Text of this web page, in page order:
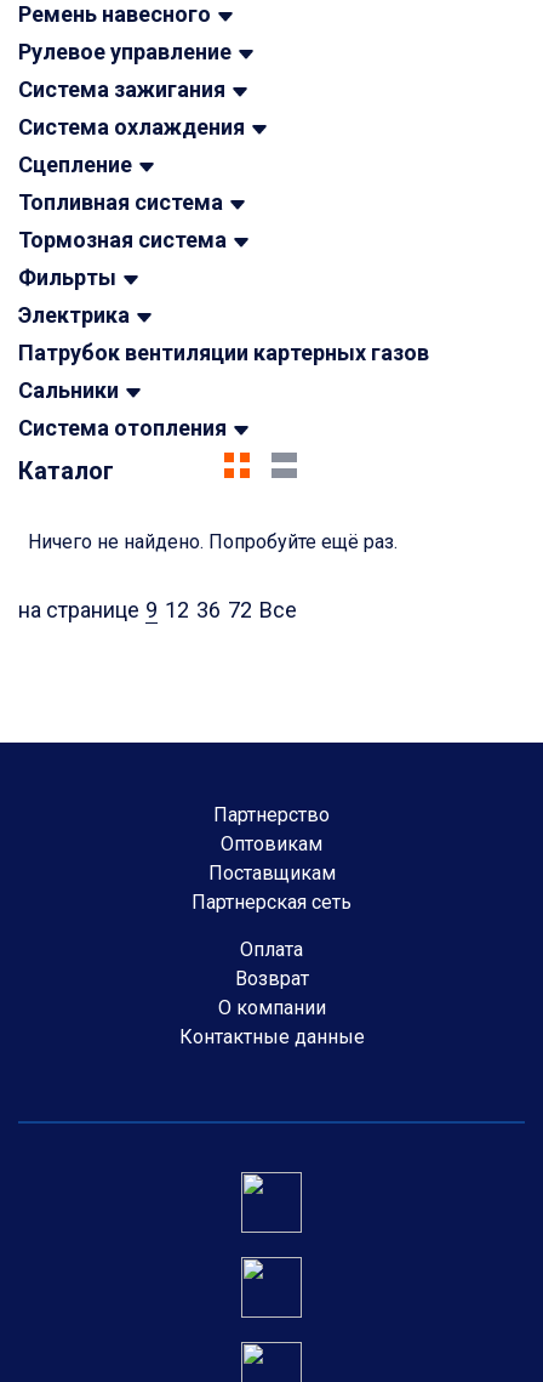
Ремень навесного
Рулевое управление
Система зажигания
Система охлаждения
Сцепление
Топливная система
Тормозная система
Фильрты
Электрика
Патрубок вентиляции картерных газов
Сальники
Система отопления
Каталог
Ничего не найдено. Попробуйте ещё раз.
на странице 9 12 36 72 Все
Партнерство
Оптовикам
Поставщикам
Партнерская сеть
Оплата
Возврат
О компании
Контактные данные